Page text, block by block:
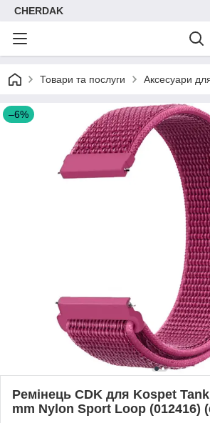
CHERDAK
Товари та послуги Аксесуари
–6%
Ремінець CDK для Kospet
mm Nylon Sport Loop (012416)